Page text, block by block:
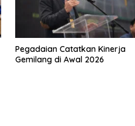
Pegadaian Catatkan Kinerja
Gemilang di Awal 2026